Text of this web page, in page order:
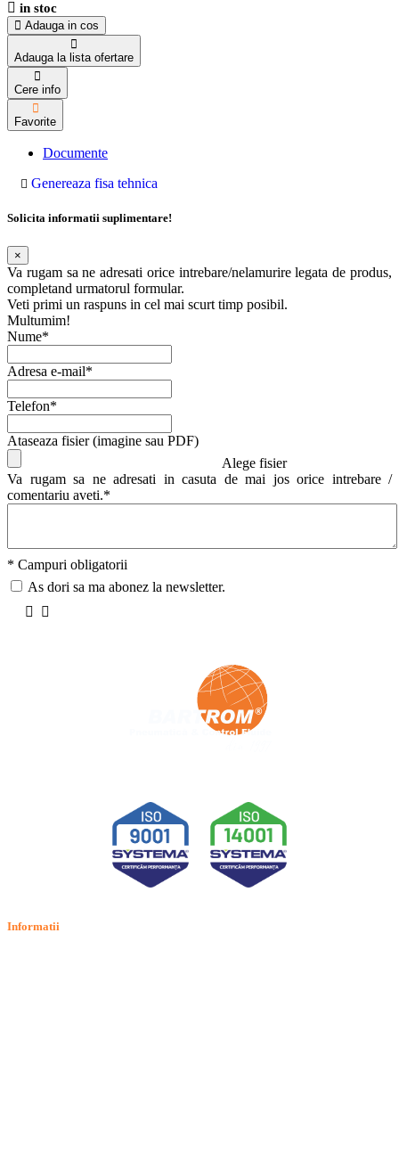
in stoc
Adauga in cos
Adauga la lista ofertare
Cere info
Favorite
Documente
Genereaza fisa tehnica
Solicita informatii suplimentare!
×
Va rugam sa ne adresati orice intrebare/nelamurire legata de produs,
completand urmatorul formular.
Veti primi un raspuns in cel mai scurt timp posibil.
Multumim!
Nume*
Adresa e-mail*
Telefon*
Ataseaza fisier (imagine sau PDF)
Alege fisier
Va rugam sa ne adresati in casuta de mai jos orice intrebare /
comentariu aveti.*
* Campuri obligatorii
As dori sa ma abonez la newsletter.
Informatii